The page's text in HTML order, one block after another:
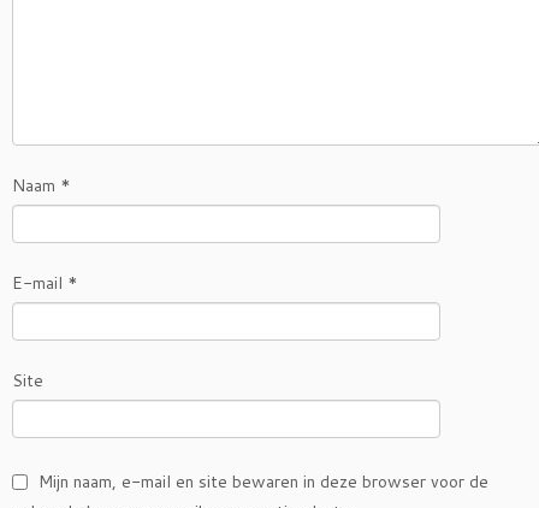
Naam *
E-mail *
Site
Mijn naam, e-mail en site bewaren in deze browser voor de